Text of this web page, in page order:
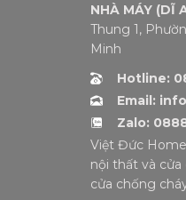
NHÀ MÁY (DĨ
Thung 1,
Minh
Hotline:
Email:
Zalo:
Việt Đức
nội thất và
cửa chống